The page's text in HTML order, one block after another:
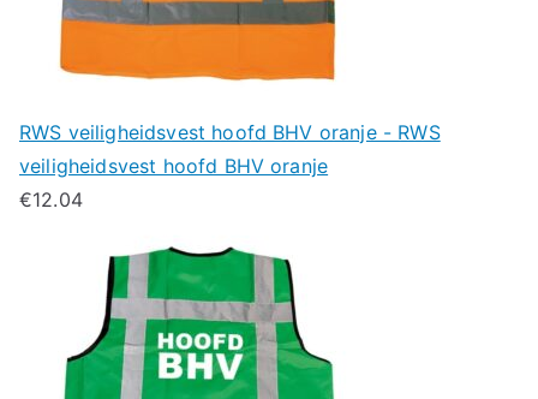
RWS veiligheidsvest hoofd BHV oranje - RWS
veiligheidsvest hoofd BHV oranje
€12.04